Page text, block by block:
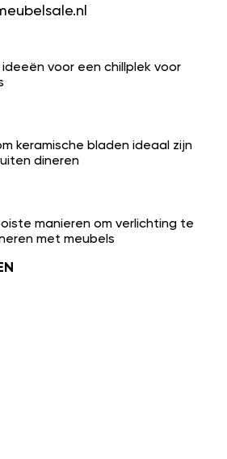
voor een chillplek voor
keramische bladen ideaal zijn
dineren
manieren om verlichting te
met meubels